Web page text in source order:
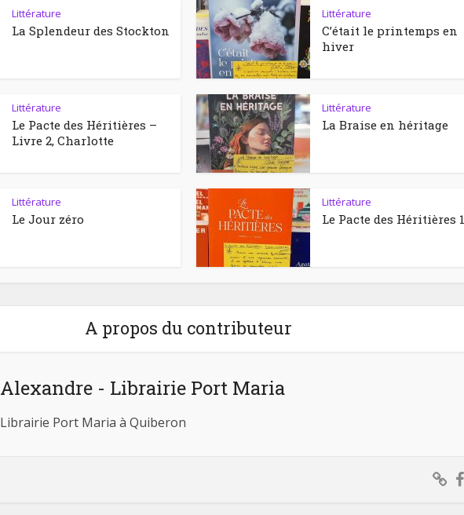
Littérature
La Splendeur des Stockton
Littérature
C’était le printemps en
hiver
Littérature
Le Pacte des Héritières –
Livre 2, Charlotte
Littérature
La Braise en héritage
Littérature
Le Jour zéro
Littérature
Le Pacte des Héritières 1
A propos du contributeur
Alexandre - Librairie Port Maria
Librairie Port Maria à Quiberon